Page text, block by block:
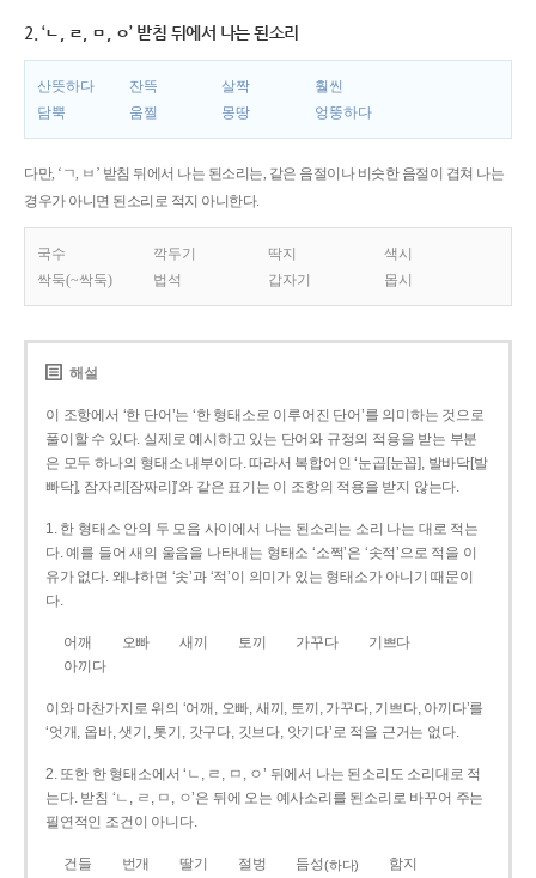
2. ‘ㄴ, ㄹ, ㅁ, ㅇ’ 받침 뒤에서 나는 된소리
산뜻하다 잔뜩 살짝
훨씬
담뿍
움찔 몽땅 엉뚱하다
다만, ‘ㄱ, ㅂ’ 받침 뒤에서 나는 된소리는, 같은 음절이나 비슷한 음절이 겹쳐 나는
경우가 아니면 된소리로 적지 아니한다.
국수 깍두기 딱지
색시
싹둑(~싹둑)
법석 갑자기 몹시
해설
이 조항에서 ‘한 단어’는 ‘한 형태소로 이루어진 단어’를 의미하는 것으로
풀이할 수 있다. 실제로 예시하고 있는 단어와 규정의 적용을 받는 부분
은 모두 하나의 형태소 내부이다. 따라서 복합어인 ‘눈곱[눈꼽], 발바닥[발
빠닥], 잠자리[잠짜리]’와 같은 표기는 이 조항의 적용을 받지 않는다.
1. 한 형태소 안의 두 모음 사이에서 나는 된소리는 소리 나는 대로 적는
다. 예를 들어 새의 울음을 나타내는 형태소 ‘소쩍’은 ‘솟적’으로 적을 이
유가 없다. 왜냐하면 ‘솟’과 ‘적’이 의미가 있는 형태소가 아니기 때문이
다.
어깨 오빠 새끼 토끼 가꾸다
기쁘다
아끼다
이와 마찬가지로 위의 ‘어깨, 오빠, 새끼, 토끼, 가꾸다, 기쁘다, 아끼다’를
‘엇개, 옵바, 샛기, 톳기, 갓구다, 깃브다, 앗기다’로 적을 근거는 없다.
2. 또한 한 형태소에서 ‘ㄴ, ㄹ, ㅁ, ㅇ’ 뒤에서 나는 된소리도 소리대로 적
는다. 받침 ‘ㄴ, ㄹ, ㅁ, ㅇ’은 뒤에 오는 예사소리를 된소리로 바꾸어 주는
필연적인 조건이 아니다.
건들 번개 딸기 절벙 듬성(하다)
함지